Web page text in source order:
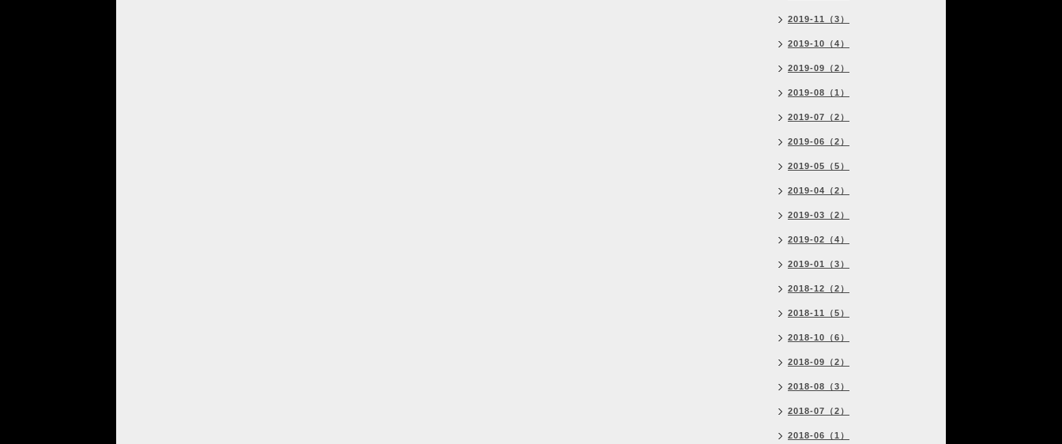
2019-11（3）
2019-10（4）
2019-09（2）
2019-08（1）
2019-07（2）
2019-06（2）
2019-05（5）
2019-04（2）
2019-03（2）
2019-02（4）
2019-01（3）
2018-12（2）
2018-11（5）
2018-10（6）
2018-09（2）
2018-08（3）
2018-07（2）
2018-06（1）